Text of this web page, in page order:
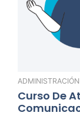
Curso De